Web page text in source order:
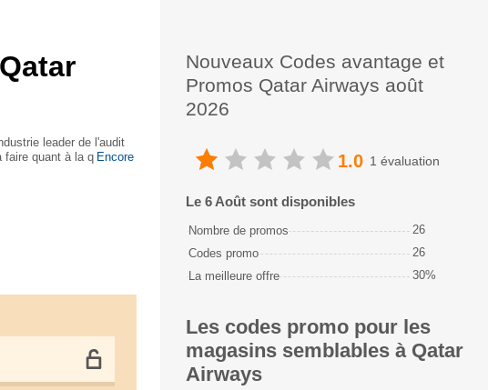
leader de l'audit
faire quant à la qualité
Encore
Nouveaux Codes avantage et
Promos Qatar Airways août
2026
1.0 1 évaluation
Le 6 Août sont disponibles
Nombre de promos
26
Codes promo
26
La meilleure offre
30%
Les codes promo pour les
magasins semblables à Qatar
Airways